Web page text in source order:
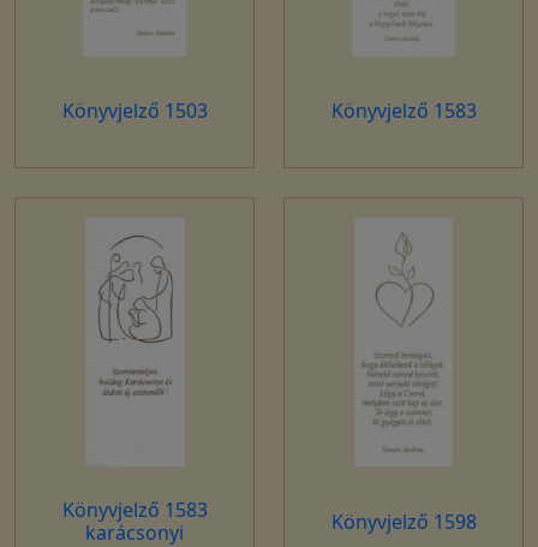
Könyvjelző 1503 Könyvjelző 1583
Könyvjelző 1583
karácsonyi
Könyvjelző 1598